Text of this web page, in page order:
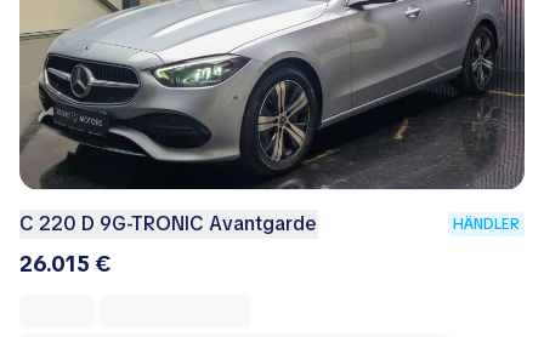
C 220 D 9G-TRONIC Avantgarde HÄNDLER
26.015 €